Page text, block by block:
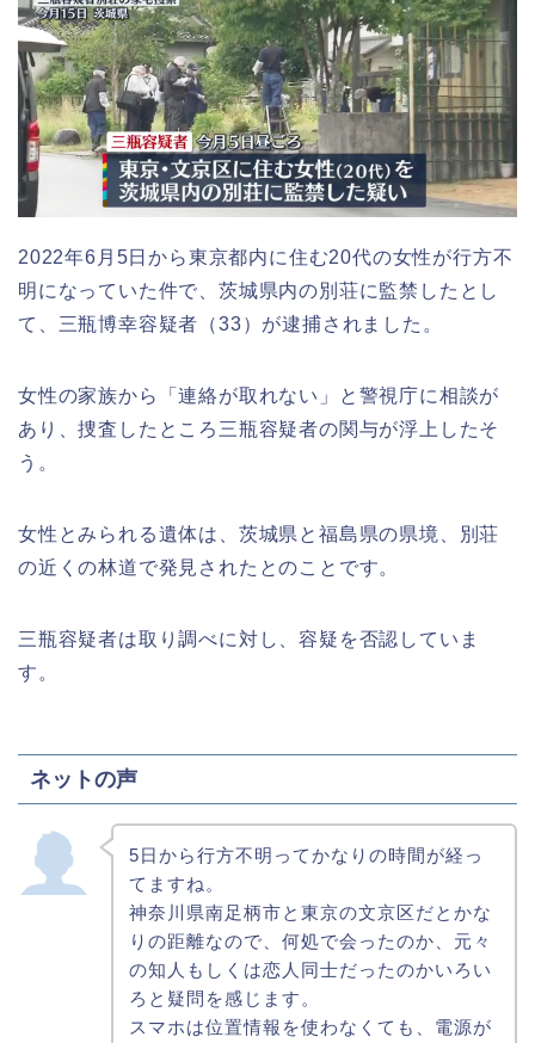
2022年6月5日から東京都内に住む20代の女性が行方不
明になっていた件で、茨城県内の別荘に監禁したとし
て、三瓶博幸容疑者（33）が逮捕されました。
女性の家族から「連絡が取れない」と警視庁に相談が
あり、捜査したところ三瓶容疑者の関与が浮上したそ
う。
女性とみられる遺体は、茨城県と福島県の県境、別荘
の近くの林道で発見されたとのことです。
三瓶容疑者は取り調べに対し、容疑を否認していま
す。
ネットの声
5日から行方不明ってかなりの時間が経っ
てますね。
神奈川県南足柄市と東京の文京区だとかな
りの距離なので、何処で会ったのか、元々
の知人もしくは恋人同士だったのかいろい
ろと疑問を感じます。
スマホは位置情報を使わなくても、電源が